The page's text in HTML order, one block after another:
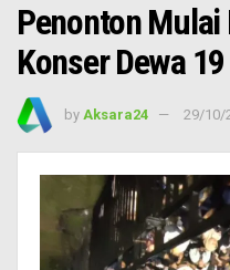
Penonton
Konser Dewa 19
by Aksara24 29/10/